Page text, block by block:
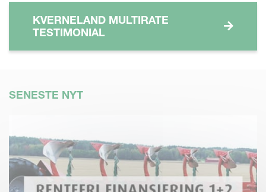
KVERNELAND MULTIRATE
TESTIMONIAL
SENESTE NYT